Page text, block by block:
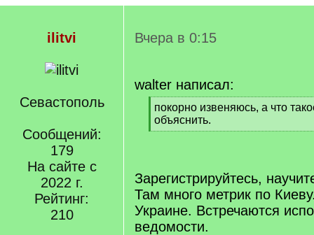
ilitvi
Севастополь
Сообщений:
179
На сайте с
2022 г.
Рейтинг:
210
Вчера в 0:15
walter написал:
[
q
]
покорно извеняюсь, а что
объяснить.
[
Зарегистрируйтесь,
Там много метрик по
Украине. Встречаются
ведомости.